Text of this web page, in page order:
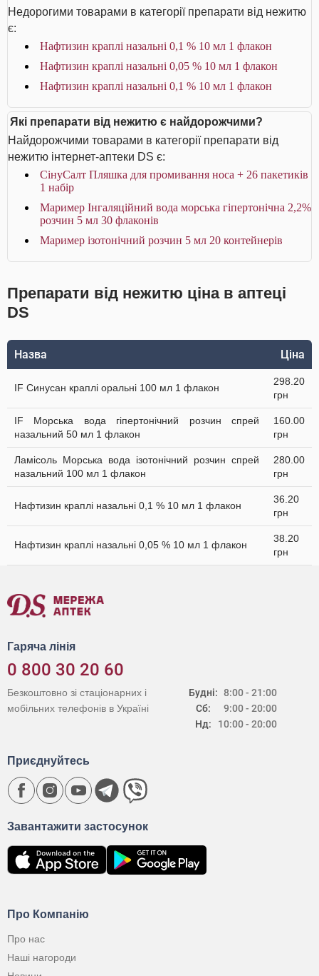
Недорогими товарами в категорії препарати від нежитю
є:
Нафтизин краплі назальні 0,1 % 10 мл 1 флакон
Нафтизин краплі назальні 0,05 % 10 мл 1 флакон
Нафтизин краплі назальні 0,1 % 10 мл 1 флакон
Які препарати від нежитю є найдорожчими?
Найдорожчими товарами в категорії препарати від
нежитю інтернет-аптеки DS є:
СінуСалт Пляшка для промивання носа + 26 пакетиків
1 набір
Маример Інгаляційний вода морська гіпертонічна 2,2%
розчин 5 мл 30 флаконів
Маример ізотонічний розчин 5 мл 20 контейнерів
Препарати від нежитю ціна в аптеці
DS
Назва Ціна
IF Синусан краплі оральні 100 мл 1 флакон
298.20
грн
IF Морська вода гіпертонічний розчин спрей
назальний 50 мл 1 флакон
160.00
грн
Ламісоль Морська вода ізотонічний розчин спрей
назальний 100 мл 1 флакон
280.00
грн
Нафтизин краплі назальні 0,1 % 10 мл 1 флакон
36.20
грн
Нафтизин краплі назальні 0,05 % 10 мл 1 флакон
38.20
грн
Гаряча лінія
0 800 30 20 60
Будні:
Сб:
Нд:
8:00 - 21:00
9:00 - 20:00
10:00 - 20:00
Безкоштовно зі стаціонарних і
мобільних телефонів в Україні
Про Компанію
Про нас
Наші нагороди
Завантажити застосунок
Приєднуйтесь